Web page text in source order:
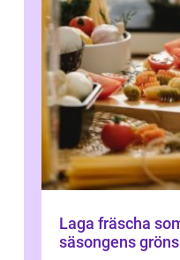
Laga fräscha
säsongens